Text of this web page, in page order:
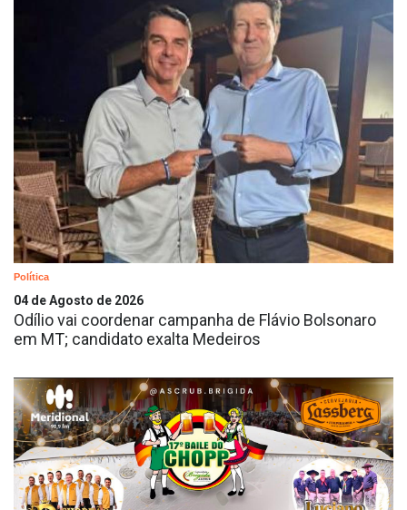
Política
04 de Agosto de 2026
Odílio vai coordenar campanha de Flávio Bolsonaro
em MT; candidato exalta Medeiros